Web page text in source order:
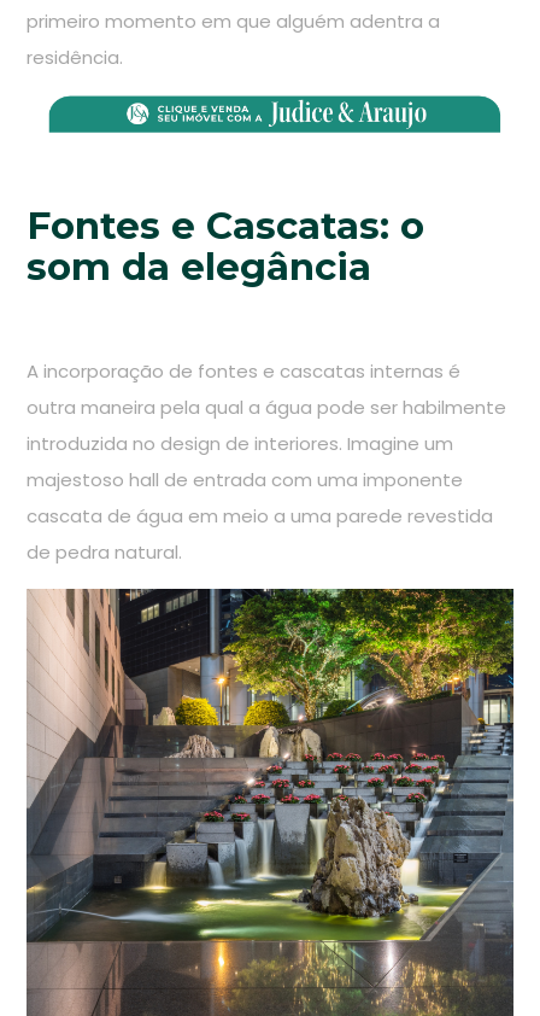
primeiro momento em que alguém adentra a
residência.
Fontes e Cascatas: o
som da elegância
A incorporação de fontes e cascatas internas é
outra maneira pela qual a água pode ser habilmente
introduzida no design de interiores. Imagine um
majestoso hall de entrada com uma imponente
cascata de água em meio a uma parede revestida
de pedra natural.